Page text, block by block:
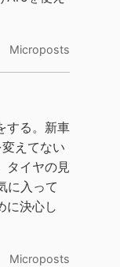
Microposts
する。新車
えてない
タイヤの見
に入って
に決心し
Microposts